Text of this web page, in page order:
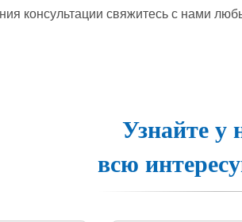
кон­суль­та­ции свя­жи­тесь с на­ми
Узнайте у
всю